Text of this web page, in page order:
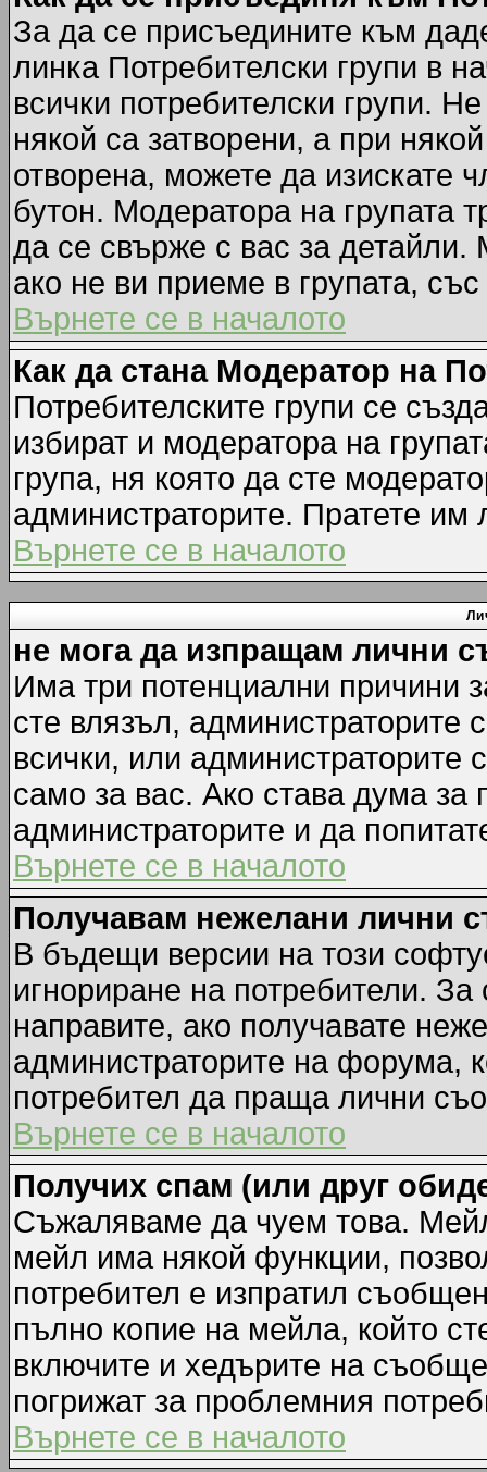
За да се присъедините към
линка Потребителски групи в
всички потребителски групи.
някой са затворени, а при
отворена, можете да изискате
бутон. Модератора на групата
да се свърже с вас за
ако не ви приеме в групата,
Върнете се в началото
Как да стана Модератор на
Потребителските групи се
избират и модератора на
група, ня която да сте
администраторите. Пратете
Върнете се в началото
не мога да изпращам лични
Има три потенциални причини
сте влязъл, администраторите
всички, или
само за вас. Ако става дума за
администраторите и да
Върнете се в началото
Получавам нежелани лични
В бъдещи версии на този
игнориране на потребители.
направите, ако получавате
администраторите на форума,
потребител да праща лични
Върнете се в началото
Получих спам (или друг
Съжаляваме да чуем това.
мейл има някой функции,
потребител е изпратил
пълно копие на мейла, който
включите и хедърите на
погрижат за проблемния
Върнете се в началото